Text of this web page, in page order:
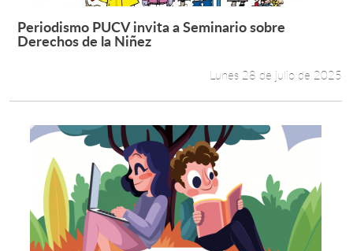
Leer más +
Periodismo PUCV invita a Seminario sobre
Derechos de la Niñez
Lunes 28 de julio de 2025